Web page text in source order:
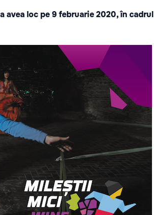
avea loc pe 9 februarie 2020, în cadrul